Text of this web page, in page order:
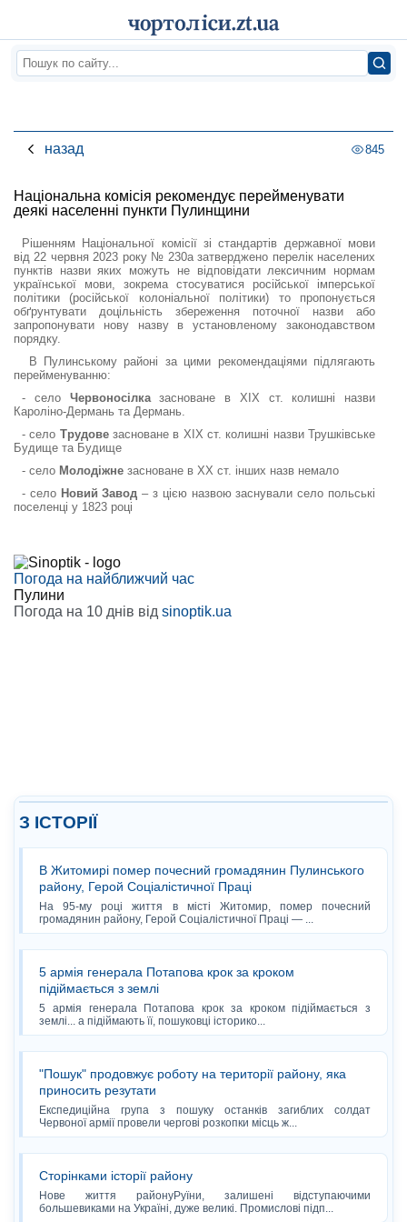
назад 845
Національна комісія рекомендує перейменувати
деякі населенні пункти Пулинщини
Рішенням Національної комісії зі стандартів державної мови
від 22 червня 2023 року № 230а затверджено перелік населених
пунктів назви яких можуть не відповідати лексичним нормам
української мови, зокрема стосуватися російської імперської
політики (російської колоніальної політики) то пропонується
обґрунтувати доцільність збереження поточної назви або
запропонувати нову назву в установленому законодавством
порядку.
В Пулинському районі за цими рекомендаціями підлягають
перейменуванню:
- село Червоносілказасноване в XIX ст. колишні назви
Кароліно-Дермань та Дермань.
- село Трудовезасноване в XIX ст. колишні назви Трушківське
Будище та Будище
- село Молодіжне засноване в XX ст. інших назв немало
- село Новий Завод – з цією назвою заснували село польські
поселенці у 1823 році
Погода на найближчий час
Пулини
Погода на 10 днів від sinoptik.ua
З ІСТОРІЇ
В Житомирі помер почесний громадянин Пулинського
району, Герой Соціалістичної Праці
На 95-му році життя в місті Житомир, помер почесний
громадянин району, Герой Соціалістичної Праці — ...
5 армія генерала Потапова крок за кроком
підіймається з землі
5 армія генерала Потапова крок за кроком підіймається з
землі... а підіймають її, пошуковці історико...
"Пошук" продовжує роботу на території району, яка
приносить резутати
Експедиційна група з пошуку останків загиблих солдат
Червоної армії провели чергові розкопки місць ж...
Сторінками історії району
Нове життя районуРуїни, залишені відступаючими
большевиками на Україні, дуже великі. Промислові підп...